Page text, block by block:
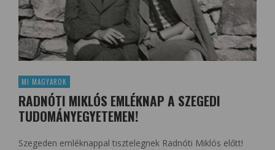
MI MAGYAROK
RADNÓTI MIKLÓS EMLÉKNAP A SZEGEDI
TUDOMÁNYEGYETEMEN!
Szegeden emléknappal tisztelegnek Radnóti Miklós előtt!